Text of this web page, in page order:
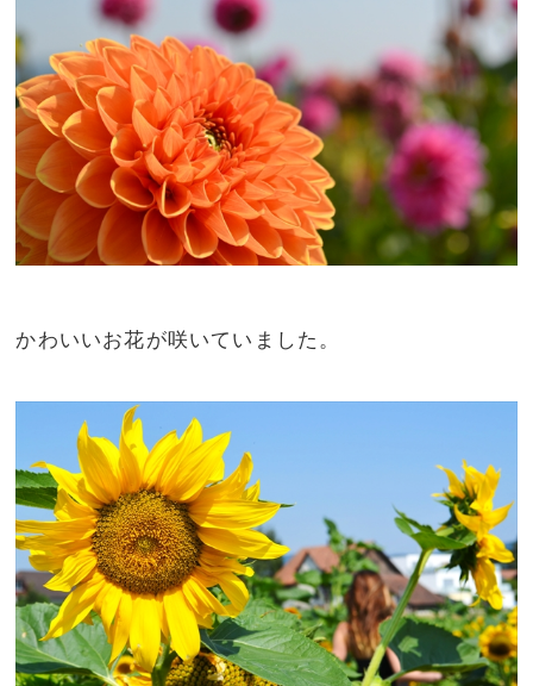
かわいいお花が咲いていました。